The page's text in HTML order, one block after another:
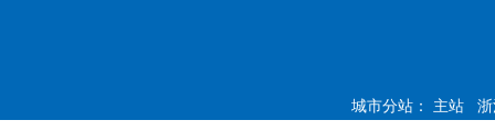
城市分站： 主站